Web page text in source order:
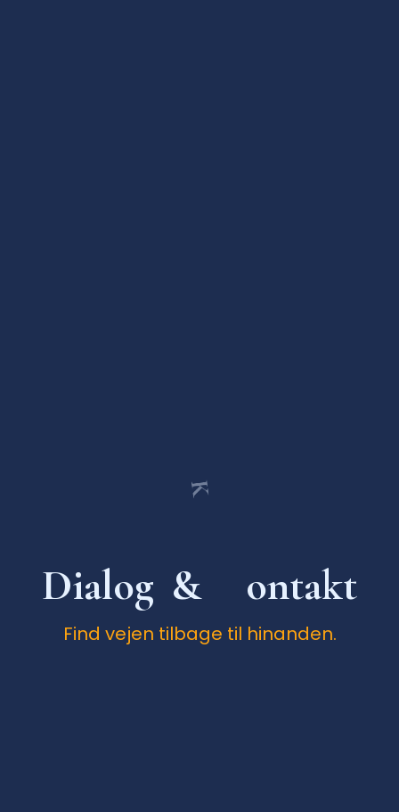
Dialog &
K
ontakt
Find vejen tilbage til hinanden.